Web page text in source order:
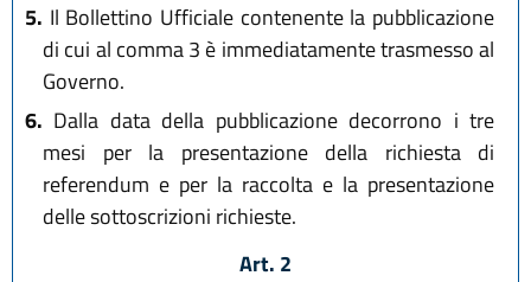
5. Il Bollettino Ufficiale contenente la pubblicazione
di cui al comma 3 è immediatamente trasmesso al
Governo.
6. Dalla data della pubblicazione decorrono i tre
mesi per la presentazione della richiesta di
referendum e per la raccolta e la presentazione
delle sottoscrizioni richieste.
Art. 2